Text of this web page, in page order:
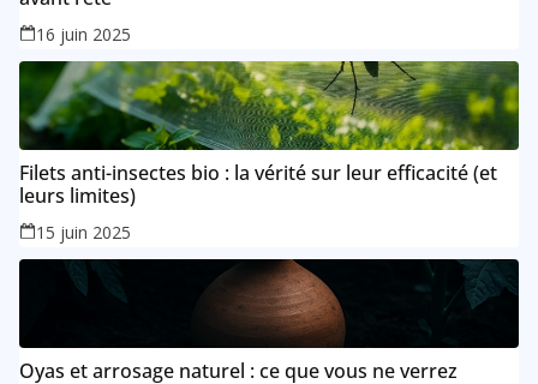
16 juin 2025
Filets anti-insectes bio : la vérité sur leur efficacité (et
leurs limites)
15 juin 2025
Oyas et arrosage naturel : ce que vous ne verrez